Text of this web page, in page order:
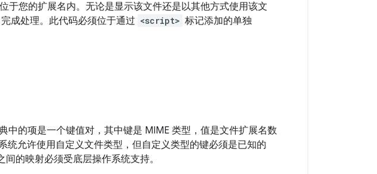
于您的扩展名内。无论是显示该文件还是以其他方式使用该文
成处理。此代码必须位于通过 <script> 标记添加的单独
中的项是一个键值对，其中键是 MIME 类型，值是文件扩展名数
统允许使用自定义文件类型，但自定义类型的键必须是已知的
的映射必须受底层操作系统支持。